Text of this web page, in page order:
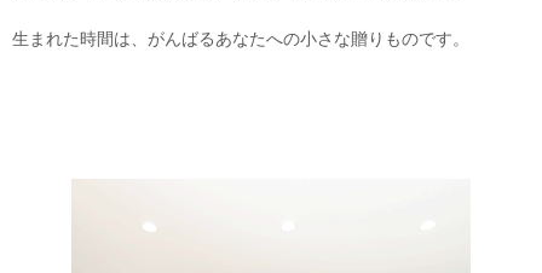
生まれた時間は、がんばるあなたへの小さな贈りものです。